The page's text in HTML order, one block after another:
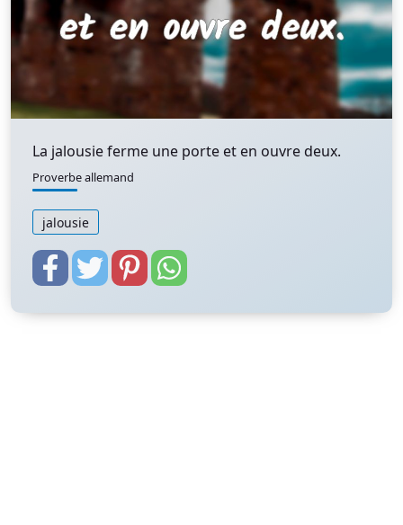
La jalousie ferme une porte et en ouvre deux.
Proverbe allemand
jalousie